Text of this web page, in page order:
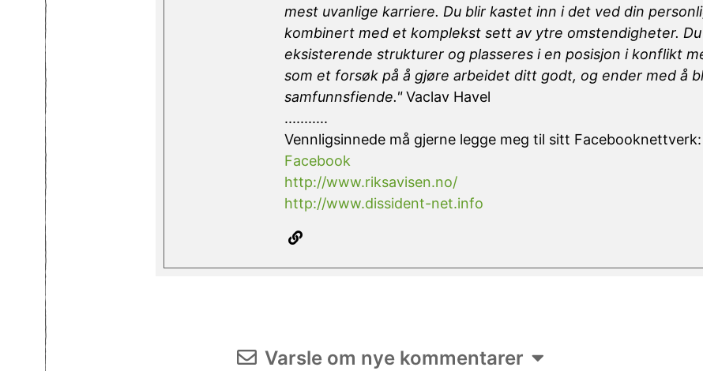
mest uvanlige karriere. Du blir kastet inn i det ved din
kombinert med et komplekst sett av ytre omstendigheter.
eksisterende strukturer og plasseres i en posisjon i konflikt
som et forsøk på å gjøre arbeidet ditt godt, og ender med å
samfunnsfiende."Vaclav Havel
...........
Vennligsinnede må gjerne legge meg til sitt Facebooknettverk:
Facebook
http://www.riksavisen.no/
http://www.dissident-net.info
Varsle om nye kommentarer